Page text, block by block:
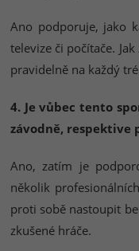
Ano podporuje, jako
televize či počítače.
pravidelně na každý
4. Je vůbec tento
závodně, respektive
Ano, zatím je
několik
proti sobě nastoupit
zkušené hráče.